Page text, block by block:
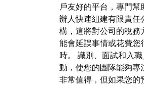
戶友好的平台，專門
辦人快速組建有限責任
構，這將對公司的稅務
能會延誤事情或花費您
時。 識別、面試和入
動，使您的團隊能夠專
非常值得，但如果您的